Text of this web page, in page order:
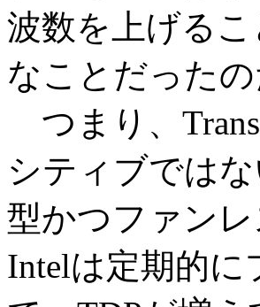
波数を上げる
なことだったの
つまり、
シティブでは
型かつファン
Intelは定期的